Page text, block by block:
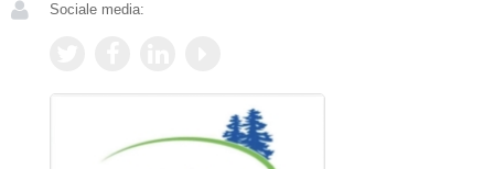
Sociale media: